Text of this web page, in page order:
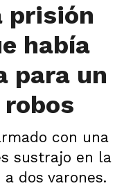
prisión
había
para un
con una
sustrajo en la
dos varones.